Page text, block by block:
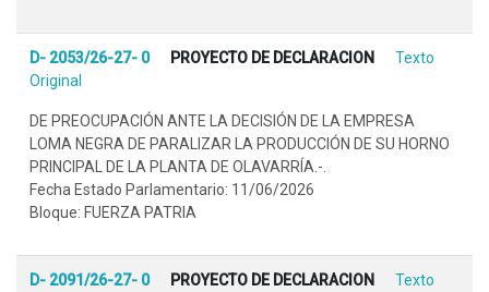
D- 2053/26-27- 0 PROYECTO DE DECLARACION
Texto
Original
DE PREOCUPACIÓN ANTE LA DECISIÓN DE LA EMPRESA
LOMA NEGRA DE PARALIZAR LA PRODUCCIÓN DE SU HORNO
PRINCIPAL DE LA PLANTA DE OLAVARRÍA.-.
Fecha Estado Parlamentario: 11/06/2026
Bloque: FUERZA PATRIA
D- 2091/26-27- 0 PROYECTO DE DECLARACION
Texto